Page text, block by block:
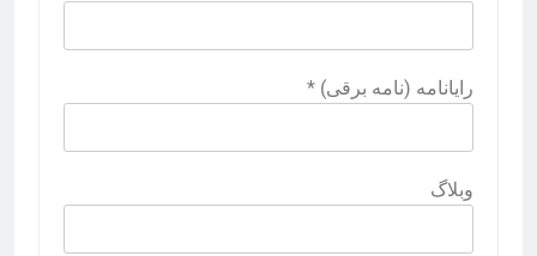
رایانامه (نامه برقی) *
وبلاگ